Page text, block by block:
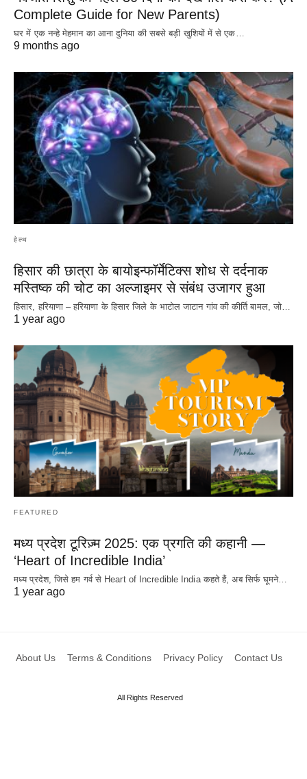
Complete Guide for New Parents)
घर में एक नन्हे मेहमान का आना दुनिया की सबसे बड़ी खुशियों में से एक…
9 months ago
हेल्थ
हिसार की छात्रा के बायोइन्फॉर्मेटिक्स शोध से दर्दनाक
मस्तिष्क की चोट का अल्जाइमर से संबंध उजागर हुआ
हिसार, हरियाणा – हरियाणा के हिसार जिले के भाटोल जाटान गांव की कीर्ति बामल, जो…
1 year ago
FEATURED
मध्य प्रदेश टूरिज़्म 2025: एक प्रगति की कहानी —
‘Heart of Incredible India’
मध्य प्रदेश, जिसे हम गर्व से Heart of Incredible India कहते हैं, अब सिर्फ घूमने…
1 year ago
About Us Terms & Conditions Privacy Policy Contact Us
All Rights Reserved